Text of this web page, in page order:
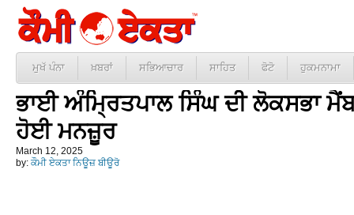
ਮੁਖੱ ਪੰਨਾ ਖ਼ਬਰਾਂ ਸਭਿਆਚਾਰ ਸਾਹਿਤ ਫੋਟੋ ਹੁਕਮਨਾਮਾ
ਭਾਈ ਅੰਮ੍ਰਿਤਪਾਲ ਸਿੰਘ ਦੀ ਲੋਕਸਭਾ
ਹੋਈ ਮਨਜ਼ੂਰ
March 12, 2025
by: ਕੌਮੀ ਏਕਤਾ ਨਿਊਜ਼ ਬੀਊਰੋ